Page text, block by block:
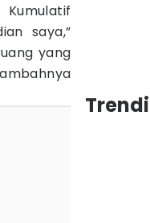
Kumulatif
saya,”
yang